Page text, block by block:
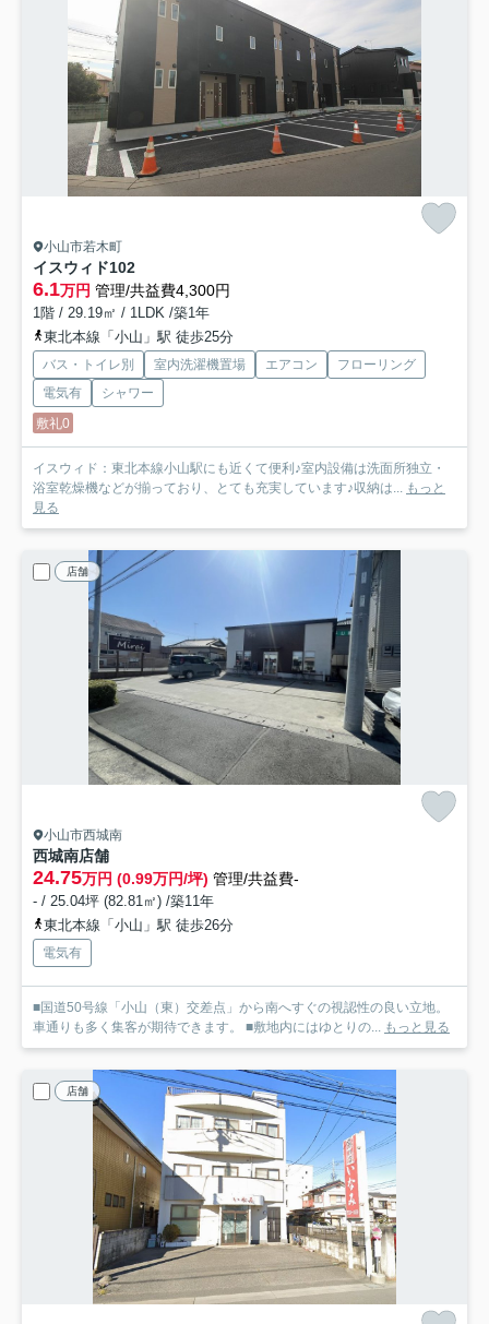
小山市若木町
イスウィド102
6.1万円 管理/共益費4,300円
1階 / 29.19㎡ / 1LDK /築1年
東北本線「小山」駅 徒歩25分
バス・トイレ別 室内洗濯機置場 エアコン
フローリング
電気有
シャワー
敷礼0
イスウィド：東北本線小山駅にも近くて便利♪室内設備は洗面所独立・
浴室乾燥機などが揃っており、とても充実しています♪収納は... もっと
見る
店舗
小山市西城南
西城南店舗
24.75万円 (0.99万円/坪) 管理/共益費-
- / 25.04坪 (82.81㎡) /築11年
東北本線「小山」駅 徒歩26分
電気有
■国道50号線「小山（東）交差点」から南へすぐの視認性の良い立地。
車通りも多く集客が期待できます。 ■敷地内にはゆとりの... もっと見る
店舗